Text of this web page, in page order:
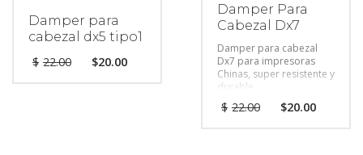
Damper para
cabezal dx5 tipo1
$ 22.00 $20.00
Damper Para
Cabezal Dx7
Damper para cabezal
Dx7 para impresoras
Chinas, super resistente y
durable.
$ 22.00 $20.00